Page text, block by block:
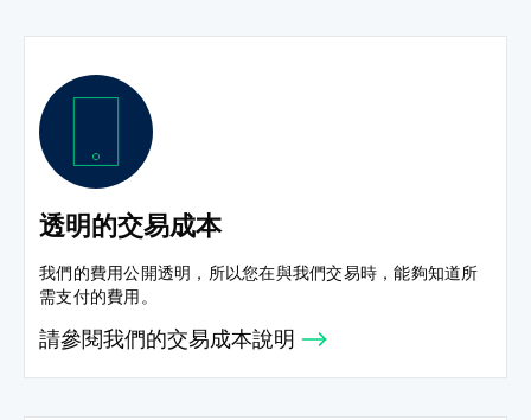
透明的交易成本
我們的費用公開透明，所以您在與我們交易時，能夠知道所
需支付的費用。
請參閱我們的交易成本說明